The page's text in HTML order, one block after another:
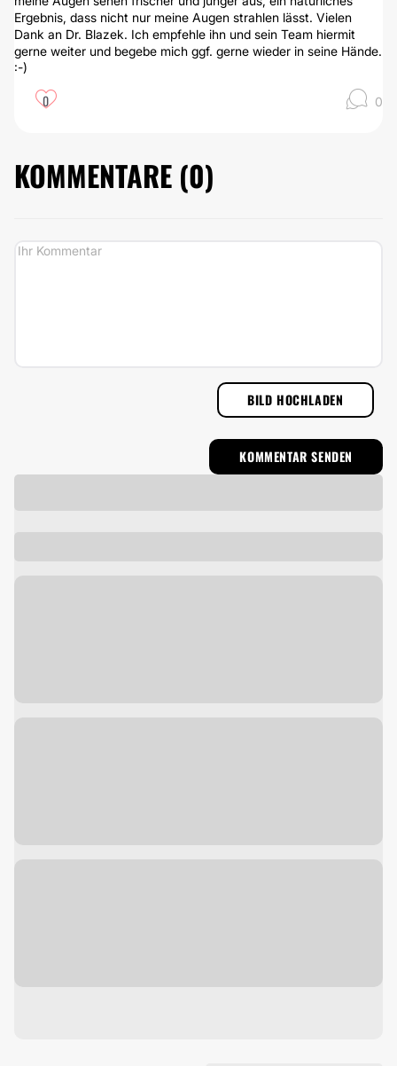
Ergebnis, dass nicht nur meine Augen strahlen lässt. Vielen
Dank an Dr. Blazek. Ich empfehle ihn und sein Team hiermit
gerne weiter und begebe mich ggf. gerne wieder in seine Hände.
:-)
0 0
KOMMENTARE (0)
BILD HOCHLADEN